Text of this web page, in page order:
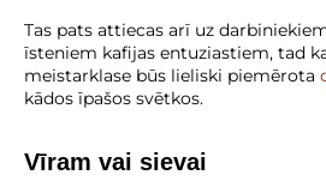
Tas pats attiecas arī uz
īsteniem kafijas entuziastiem, tad
meistarklase būs lieliski piemērota
kādos īpašos svētkos.
Vīram vai sievai